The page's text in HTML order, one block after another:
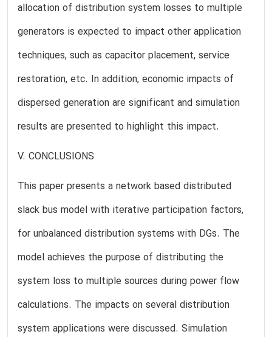
allocation of distribution system losses to multiple
generators is expected to impact other application
techniques, such as capacitor placement, service
restoration, etc. In addition, economic impacts of
dispersed generation are significant and simulation
results are presented to highlight this impact.
V. CONCLUSIONS
This paper presents a network based distributed
slack bus model with iterative participation factors,
for unbalanced distribution systems with DGs. The
model achieves the purpose of distributing the
system loss to multiple sources during power flow
calculations. The impacts on several distribution
system applications were discussed. Simulation